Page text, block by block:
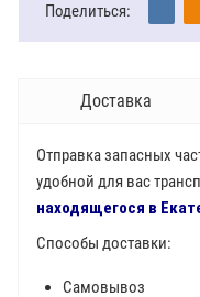
Поделиться:
Доставка
Отправка запасных
удобной для вас
находящегося в
Способы доставки:
Самовывоз